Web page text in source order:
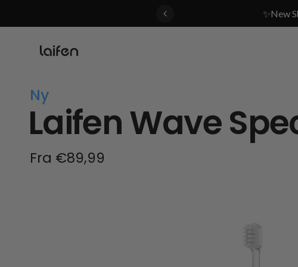
✨New
Ny
Laifen Wave
Fra €89,99